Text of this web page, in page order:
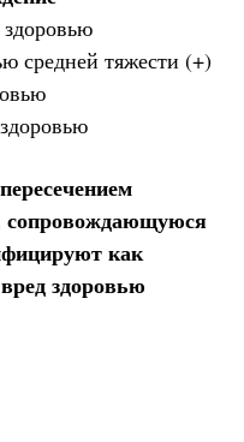
средней тяжести (+)
сопровождающуюся
как
здоровью